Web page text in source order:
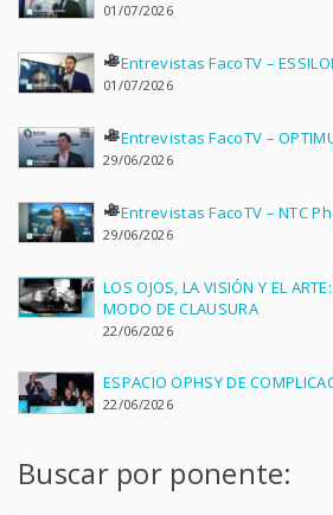
01/07/2026
Entrevistas FacoTV –
01/07/2026
Entrevistas FacoTV –
29/06/2026
Entrevistas FacoTV – NTC
29/06/2026
LOS OJOS, LA VISIÓN Y EL
MODO DE CLAUSURA
22/06/2026
ESPACIO OPHSY DE
22/06/2026
Buscar por ponente: